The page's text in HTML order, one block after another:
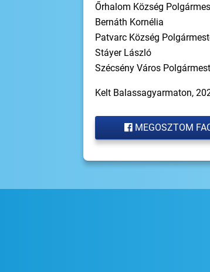
Őrhalom Község
Bernáth Kornélia
Patvarc Község
Stáyer László
Szécsény Város
Kelt Balassagyarmaton,
MEGOSZTOM